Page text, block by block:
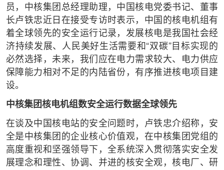
员，中核集团总经理助理，中国核电党委书记、董事
长卢铁忠近日在接受专访时表示，中国的核电机组有
着全球领先的安全运行记录，发展核电是我国社会经
济持续发展、人民美好生活需要和“双碳”目标实现的
必然选择，未来，我们应在电力需求较大、电力供应
保障能力相对不足的内陆省份，有序推进核电项目建
设。
中核集团核电机组数安全运行数据全球领先
在谈及中国核电站的安全问题时，卢铁忠介绍称，安
全是中核集团的企业核心价值观，在中核集团党组的
高度重视和坚强领导下，全系统深入贯彻落实安全发
展理念和理性、协调、并进的核安全观，核电厂、研